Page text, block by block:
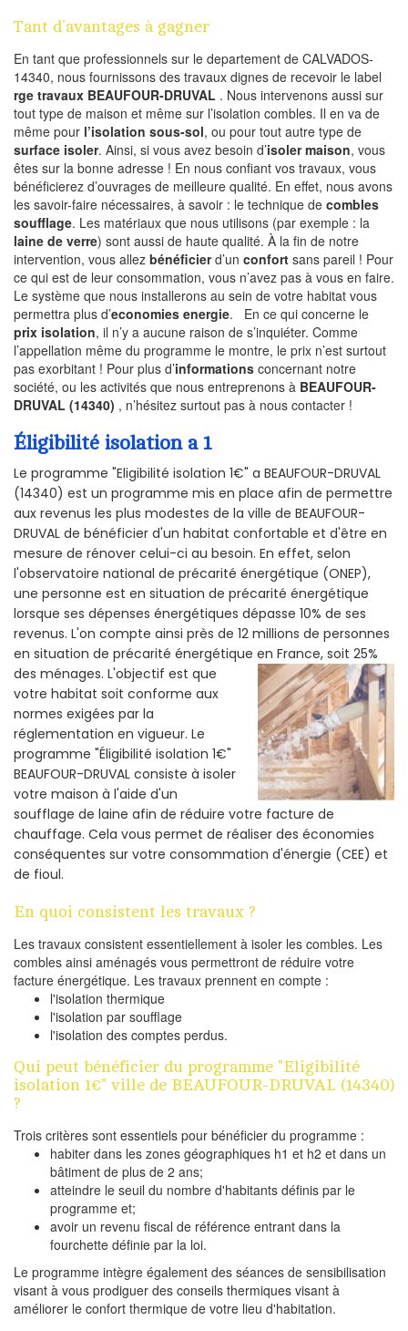
Tant d’avantages à gagner
En tant que professionnels sur le departement de CALVADOS-
14340, nous fournissons des travaux dignes de recevoir le label
rge travaux BEAUFOUR-DRUVAL . Nous intervenons aussi sur
tout type de maison et même sur l’isolation combles. Il en va de
même pour l’isolation sous-sol, ou pour tout autre type de
surface isoler. Ainsi, si vous avez besoin d’isoler maison, vous
êtes sur la bonne adresse ! En nous confiant vos travaux, vous
bénéficierez d’ouvrages de meilleure qualité. En effet, nous avons
les savoir-faire nécessaires, à savoir : le technique de combles
soufflage. Les matériaux que nous utilisons (par exemple : la
laine de verre) sont aussi de haute qualité. À la fin de notre
intervention, vous allez bénéficierd’un confort sans pareil ! Pour
ce qui est de leur consommation, vous n’avez pas à vous en faire.
Le système que nous installerons au sein de votre habitat vous
permettra plus d’economies energie. En ce qui concerne le
prix isolation, il n’y a aucune raison de s’inquiéter. Comme
l’appellation même du programme le montre, le prix n’est surtout
pas exorbitant ! Pour plus d’informations concernant notre
société, ou les activités que nous entreprenons à BEAUFOUR-
DRUVAL (14340) , n’hésitez surtout pas à nous contacter !
Éligibilité isolation a 1
Le programme "Eligibilité isolation 1€" a BEAUFOUR-DRUVAL
(14340) est un programme mis en place afin de permettre
aux revenus les plus modestes de la ville de BEAUFOUR-
DRUVAL de bénéficier d'un habitat confortable et d'être en
mesure de rénover celui-ci au besoin. En effet, selon
l'observatoire national de précarité énergétique (ONEP),
une personne est en situation de précarité énergétique
lorsque ses dépenses énergétiques dépasse 10% de ses
revenus. L'on compte ainsi près de 12 millions de personnes
en situation de précarité énergétique en France, soit 25%
des ménages. L'objectif est que
votre habitat soit conforme aux
normes exigées par la
réglementation en vigueur. Le
programme "Éligibilité isolation 1€"
BEAUFOUR-DRUVAL consiste à isoler
votre maison à l'aide d'un
soufflage de laine afin de réduire votre facture de
chauffage. Cela vous permet de réaliser des économies
conséquentes sur votre consommation d'énergie (CEE) et
de fioul.
En quoi consistent les travaux ?
Les travaux consistent essentiellement à isoler les combles. Les
combles ainsi aménagés vous permettront de réduire votre
facture énergétique. Les travaux prennent en compte :
l'isolation thermique
l'isolation par soufflage
l'isolation des comptes perdus.
Qui peut bénéficier du programme "Eligibilité
isolation 1€" ville de BEAUFOUR-DRUVAL (14340)
?
Trois critères sont essentiels pour bénéficier du programme :
habiter dans les zones géographiques h1 et h2 et dans un
bâtiment de plus de 2 ans;
atteindre le seuil du nombre d'habitants définis par le
programme et;
avoir un revenu fiscal de référence entrant dans la
fourchette définie par la loi.
Le programme intègre également des séances de sensibilisation
visant à vous prodiguer des conseils thermiques visant à
améliorer le confort thermique de votre lieu d'habitation.